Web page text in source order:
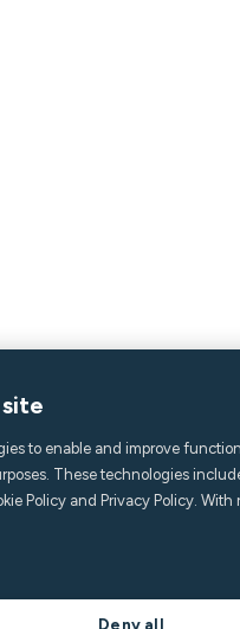
to enable and improve
These technologies
Policy and Privacy Policy.
Deny all